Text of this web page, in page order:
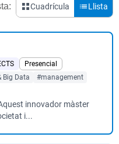
Cuadrícula Llista
Presencial
Big Data #management
innovador màster
i...